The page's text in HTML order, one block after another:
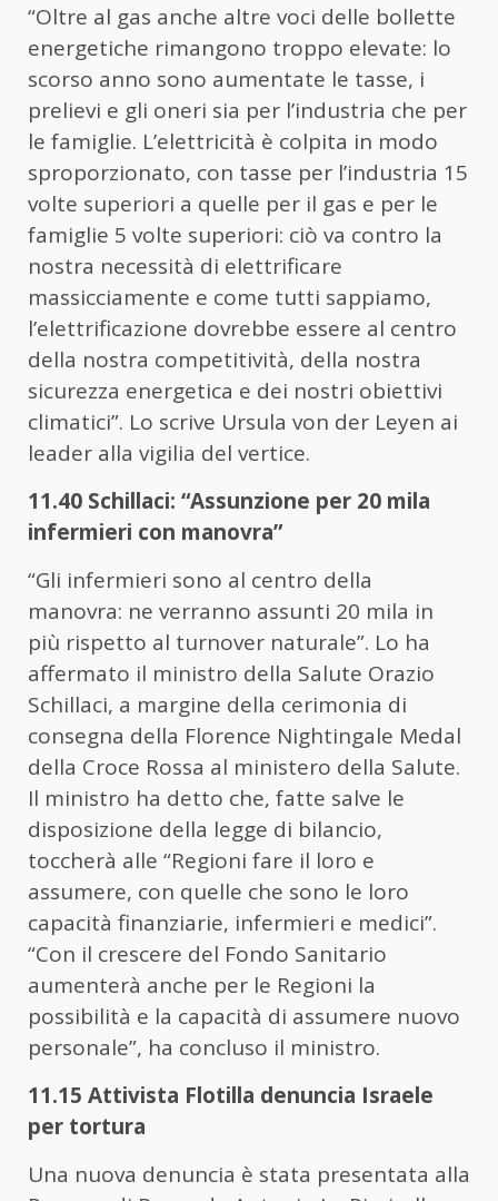
“Oltre al gas anche altre voci delle bollette
energetiche rimangono troppo elevate: lo
scorso anno sono aumentate le tasse, i
prelievi e gli oneri sia per l’industria che per
le famiglie. L’elettricità è colpita in modo
sproporzionato, con tasse per l’industria 15
volte superiori a quelle per il gas e per le
famiglie 5 volte superiori: ciò va contro la
nostra necessità di elettrificare
massicciamente e come tutti sappiamo,
l’elettrificazione dovrebbe essere al centro
della nostra competitività, della nostra
sicurezza energetica e dei nostri obiettivi
climatici”. Lo scrive Ursula von der Leyen ai
leader alla vigilia del vertice.
11.40 Schillaci: “Assunzione per 20 mila
infermieri con manovra”
“Gli infermieri sono al centro della
manovra: ne verranno assunti 20 mila in
più rispetto al turnover naturale”. Lo ha
affermato il ministro della Salute Orazio
Schillaci, a margine della cerimonia di
consegna della Florence Nightingale Medal
della Croce Rossa al ministero della Salute.
Il ministro ha detto che, fatte salve le
disposizione della legge di bilancio,
toccherà alle “Regioni fare il loro e
assumere, con quelle che sono le loro
capacità finanziarie, infermieri e medici”.
“Con il crescere del Fondo Sanitario
aumenterà anche per le Regioni la
possibilità e la capacità di assumere nuovo
personale”, ha concluso il ministro.
11.15 Attivista Flotilla denuncia Israele
per tortura
Una nuova denuncia è stata presentata alla